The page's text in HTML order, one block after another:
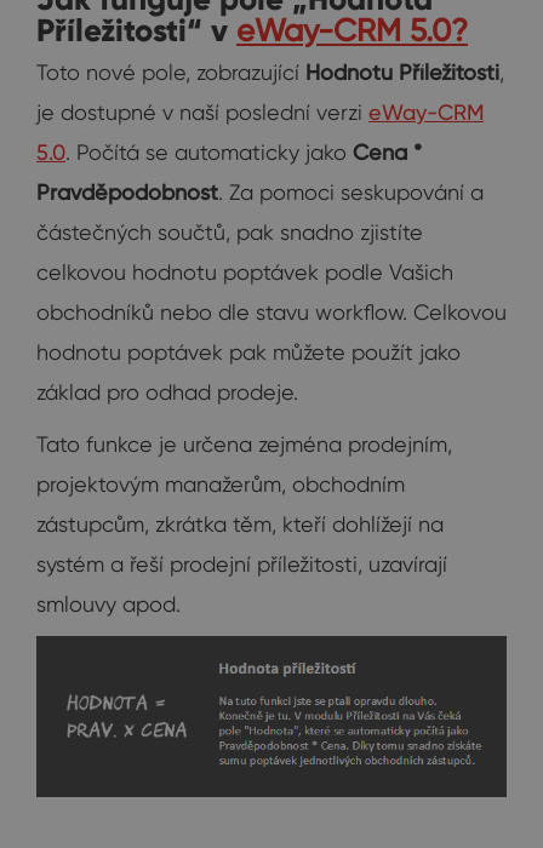
Příležitosti“ v eWay-CRM 5.0?
Toto nové pole, zobrazující Hodnotu Příležitosti,
je dostupné v naší poslední verzi eWay-CRM
5.0. Počítá se automaticky jako Cena *
Pravděpodobnost. Za pomoci seskupování a
částečných součtů, pak snadno zjistíte
celkovou hodnotu poptávek podle Vašich
obchodníků nebo dle stavu workflow. Celkovou
hodnotu poptávek pak můžete použít jako
základ pro odhad prodeje.
Tato funkce je určena zejména prodejním,
projektovým manažerům, obchodním
zástupcům, zkrátka těm, kteří dohlížejí na
systém a řeší prodejní příležitosti, uzavírají
smlouvy apod.